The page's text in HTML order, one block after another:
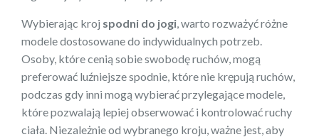
Wybierając kroj spodni do jogi , warto rozważyć różne
modele dostosowane do indywidualnych potrzeb.
Osoby, które cenią sobie swobodę ruchów, mogą
preferować luźniejsze spodnie, które nie krępują ruchów,
podczas gdy inni mogą wybierać przylegające modele,
które pozwalają lepiej obserwować i kontrolować ruchy
ciała. Niezależnie od wybranego kroju, ważne jest, aby